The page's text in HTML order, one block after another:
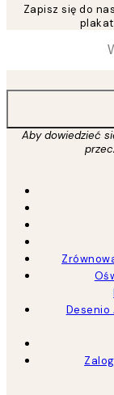
Zapisz się do
Aby dowiedzieć
Desenio